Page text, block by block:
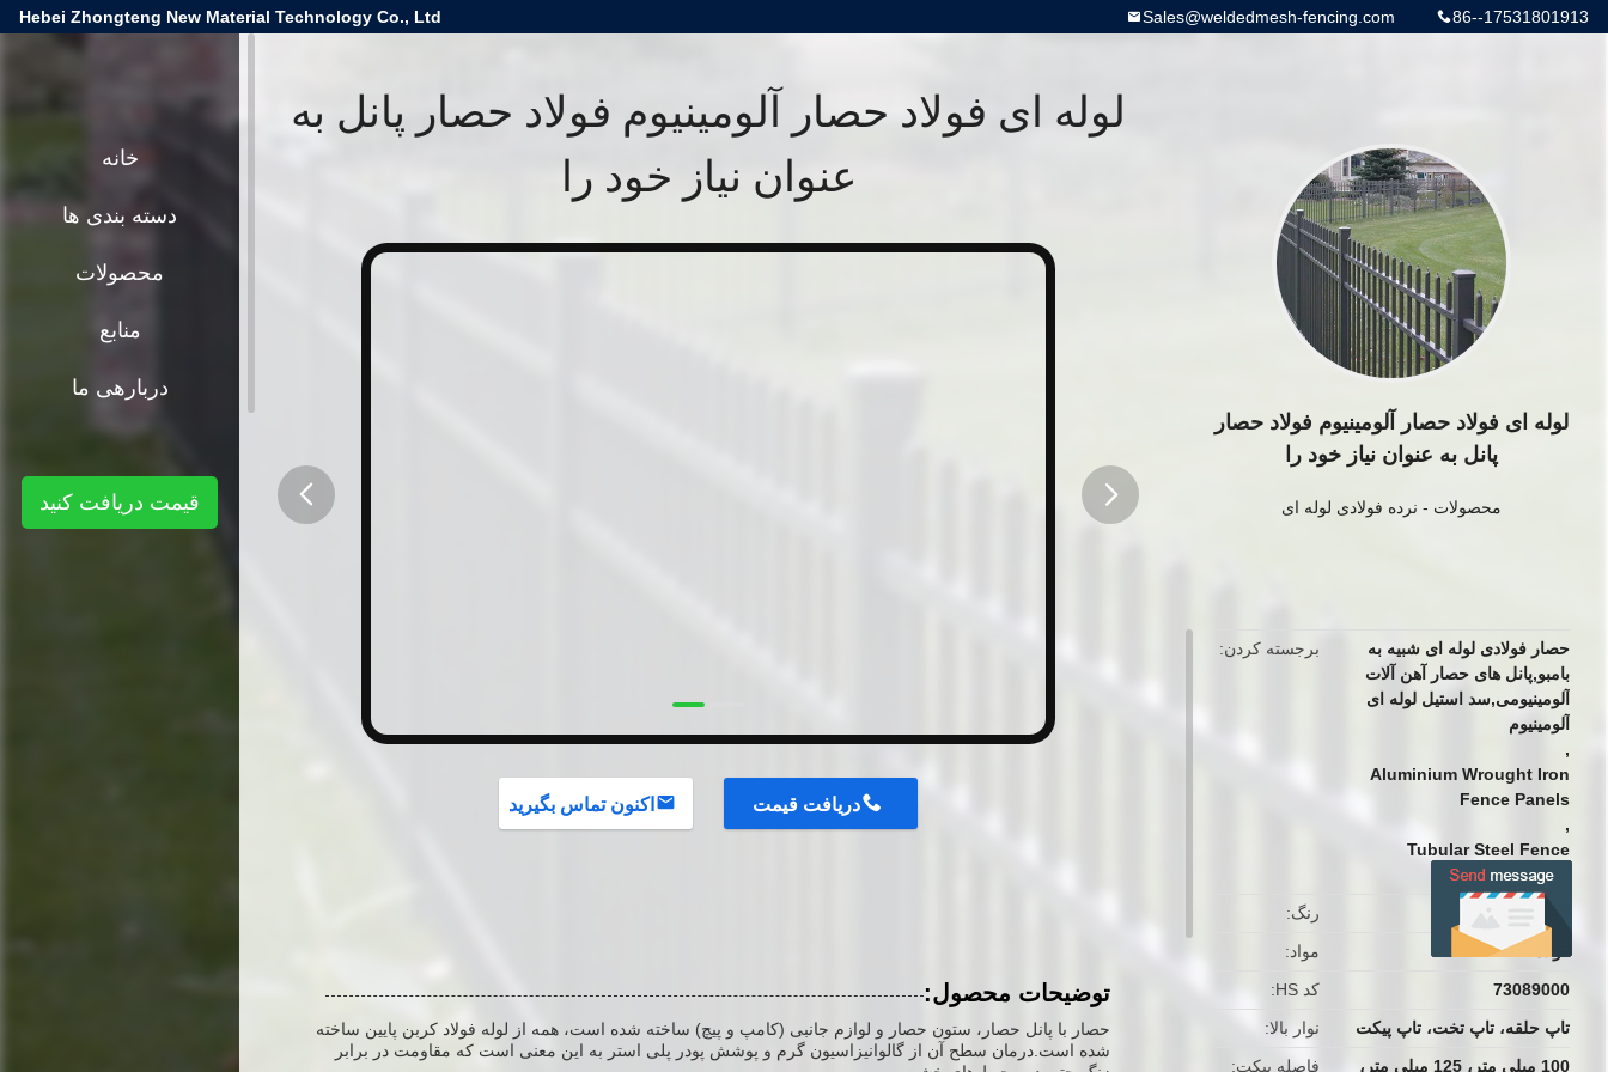
Hebei Zhongteng New Material Technology Co., Ltd 86--17531801913
Sales@weldedmesh-fencing.com
لوله ای فولاد حصار آلومینیوم فولاد حصار
پانل به عنوان نیاز خود را
محصولات - نرده فولادی لوله ای
برجسته کردن
حصار فولادی لوله ای شبیه به
بامبو,پانل های حصار آهن آلات
آلومینیومی,سد استیل لوله ای
آلومینیوم
,
Aluminium Wrought Iron
Fence Panels
,
Tubular Steel Fence
Aluminium
رنگ
سیاه یا سفارشی
مواد
کد HS
73089000
نوار بالا
تاپ حلقه، تاپ تخت، تاپ پیکت
فاصله پیکت
100 میلی متر، 125 میلی متر،
لوله ای فولاد حصار آلومینیوم فولاد حصار پانل به
عنوان نیاز خود را
دریافت قیمت اکنون تماس بگیرید
توضیحات محصول:
حصار با پانل حصار، ستون حصار و لوازم جانبی (کامپ و پیچ) ساخته شده است، همه از لوله فولاد کربن پایین ساخته
شده است.درمان سطح آن از گالوانیزاسیون گرم و پوشش پودر پلی استر به این معنی است که مقاومت در برابر
خانه
دسته بندی ها
محصولات
منابع
دربارهی ما
قیمت دریافت کنید